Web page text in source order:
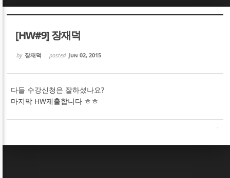
[HW#9] 장재덕
by 장재덕 posted Jun 02, 2015
다들 수강신청은 잘하셨나요?
마지막 HW제출합니다 ㅎㅎ
Sketchbook5, 스케치북5
Sketchbook5, 스케치북5
Sketchbook5, 스케치북5
Sketchbook5, 스케치북5